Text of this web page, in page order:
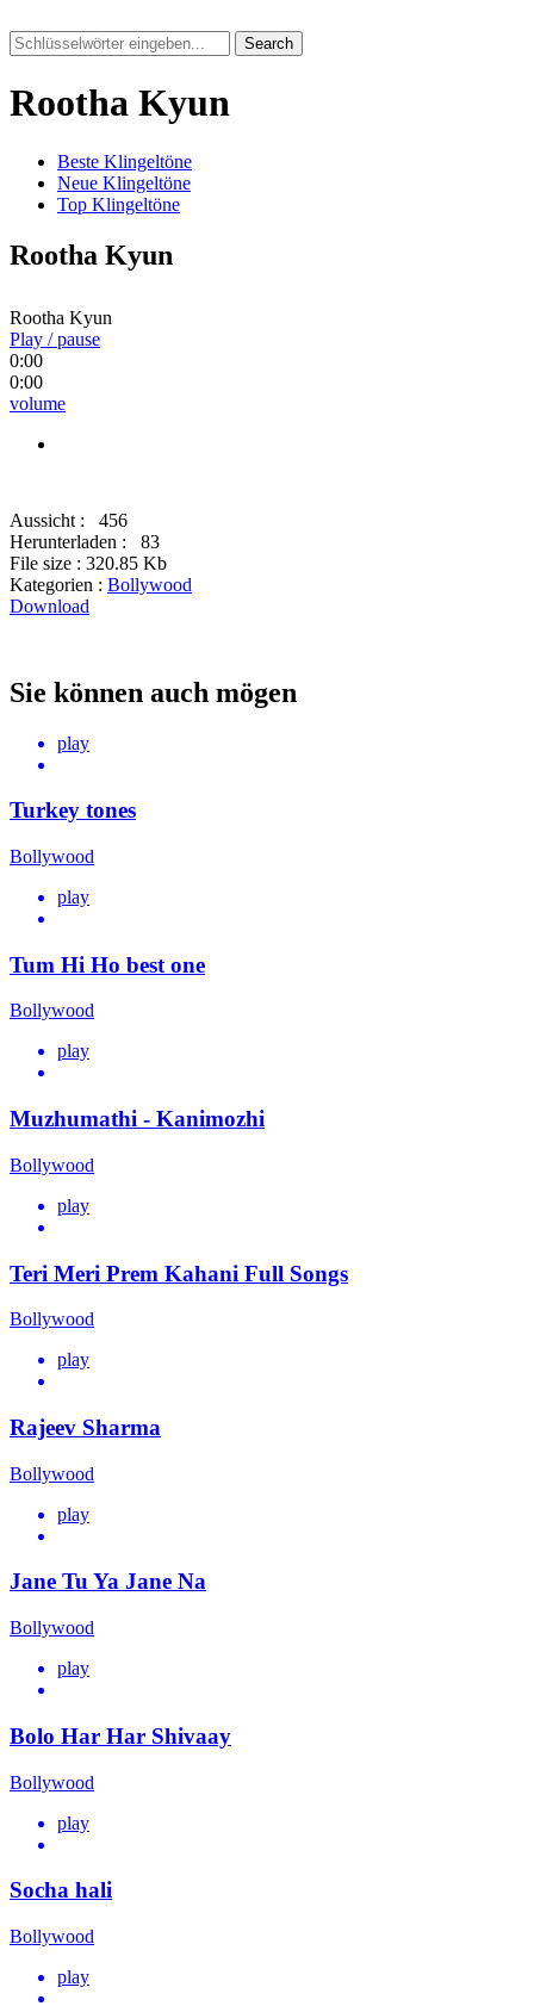
Search
Rootha Kyun
Beste Klingeltöne
Neue Klingeltöne
Top Klingeltöne
Rootha Kyun
Rootha Kyun
Play / pause
0:00
0:00
volume
Aussicht :
456
Herunterladen :
83
File size : 320.85 Kb
Kategorien : Bollywood
Download
Sie können auch mögen
play
Turkey tones
Bollywood
play
Tum Hi Ho best one
Bollywood
play
Muzhumathi - Kanimozhi
Bollywood
play
Teri Meri Prem Kahani Full Songs
Bollywood
play
Rajeev Sharma
Bollywood
play
Jane Tu Ya Jane Na
Bollywood
play
Bolo Har Har Shivaay
Bollywood
play
Socha hali
Bollywood
play